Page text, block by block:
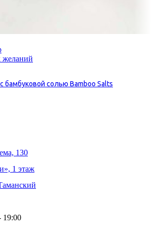
желаний
с бамбуковой солью Bamboo Salts
130
1 этаж
19:00